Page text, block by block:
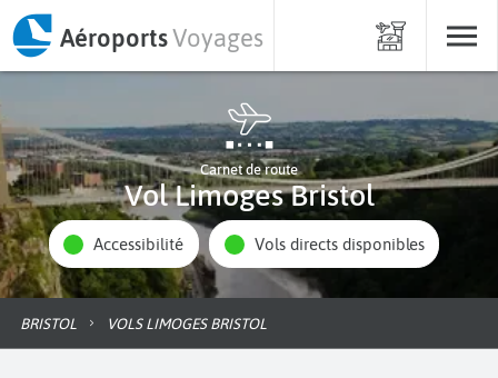
AéroportsVoyages
Carnet de route
Vol Limoges Bristol
Accessibilité Vols directs disponibles
BRISTOL VOLS LIMOGES BRISTOL